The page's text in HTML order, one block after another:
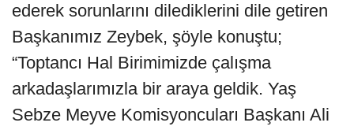
ederek sorunlarını dilediklerini dile getiren
Başkanımız Zeybek, şöyle konuştu;
“Toptancı Hal Birimimizde çalışma
arkadaşlarımızla bir araya geldik. Yaş
Sebze Meyve Komisyoncuları Başkanı Ali